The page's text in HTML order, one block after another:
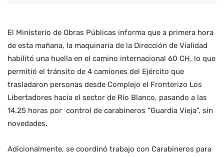
El Ministerio de Obras Públicas informa que a primera hora
de esta mañana, la maquinaria de la Dirección de Vialidad
habilitó una huella en el camino internacional 60 CH, lo que
permitió el tránsito de 4 camiones del Ejército que
trasladaron personas desde Complejo el Fronterizo Los
Libertadores hacia el sector de Río Blanco, pasando a las
14.25 horas por control de carabineros “Guardia Vieja”, sin
novedades.
Adicionalmente, se coordinó trabajo con Carabineros para